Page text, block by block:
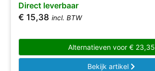
Direct leverbaar
€ 15,38 incl. BTW
Alternatieven voor €23,35
Bekijk artikel